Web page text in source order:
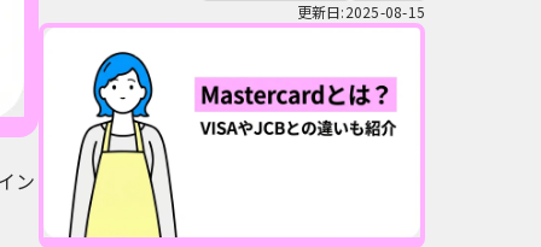
ン
更新日:2025-08-15